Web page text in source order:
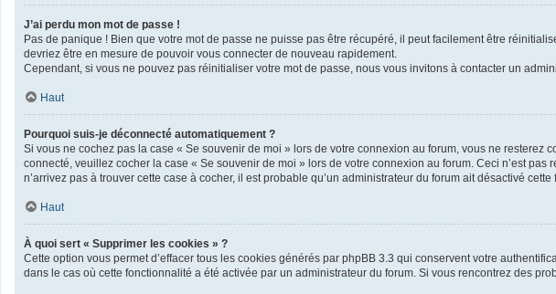
J’ai perdu mon mot de passe !
Pas de panique ! Bien que votre mot de passe ne puisse pas être récupéré, il peut facilement être
devriez être en mesure de pouvoir vous connecter de nouveau rapidement.
Cependant, si vous ne pouvez pas réinitialiser votre mot de passe, nous vous invitons à contacter un
Haut
Pourquoi suis-je déconnecté automatiquement ?
Si vous ne cochez pas la case « Se souvenir de moi » lors de votre connexion au forum, vous ne resterez
connecté, veuillez cocher la case « Se souvenir de moi » lors de votre connexion au forum. Ceci n’est
n’arrivez pas à trouver cette case à cocher, il est probable qu’un administrateur du forum ait désactivé cette
Haut
À quoi sert « Supprimer les cookies » ?
Cette option vous permet d’effacer tous les cookies générés par phpBB 3.3 qui conservent votre
dans le cas où cette fonctionnalité a été activée par un administrateur du forum. Si vous rencontrez des